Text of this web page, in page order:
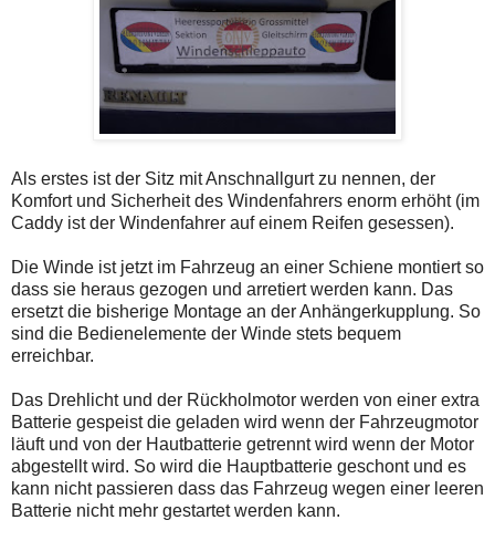
Als erstes ist der Sitz mit Anschnallgurt zu nennen, der
Komfort und Sicherheit des Windenfahrers enorm erhöht (im
Caddy ist der Windenfahrer auf einem Reifen gesessen).
Die Winde ist jetzt im Fahrzeug an einer Schiene montiert so
dass sie heraus gezogen und arretiert werden kann. Das
ersetzt die bisherige Montage an der Anhängerkupplung. So
sind die Bedienelemente der Winde stets bequem
erreichbar.
Das Drehlicht und der Rückholmotor werden von einer extra
Batterie gespeist die geladen wird wenn der Fahrzeugmotor
läuft und von der Hautbatterie getrennt wird wenn der Motor
abgestellt wird. So wird die Hauptbatterie geschont und es
kann nicht passieren dass das Fahrzeug wegen einer leeren
Batterie nicht mehr gestartet werden kann.